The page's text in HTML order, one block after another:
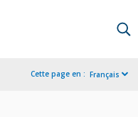
Cette page en : Français